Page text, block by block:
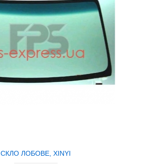
СКЛО ЛОБОВЕ, XINYI